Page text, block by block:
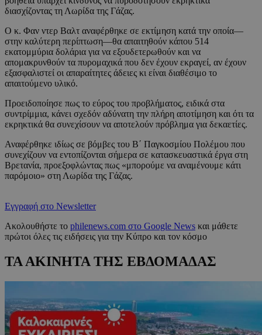
διασχίζοντας τη Λωρίδα της Γάζας.
Ο κ. Φαν ντερ Βαλτ αναφέρθηκε σε εκτίμηση κατά την οποία—
στην καλύτερη περίπτωση—θα απαιτηθούν κάπου 514
εκατομμύρια δολάρια για να εξουδετερωθούν και να
απομακρυνθούν τα πυρομαχικά που δεν έχουν εκραγεί, αν έχουν
εξασφαλιστεί οι απαραίτητες άδειες κι είναι διαθέσιμο το
απαιτούμενο υλικό.
Προειδοποίησε πως το εύρος του προβλήματος, ειδικά στα
συντρίμμια, κάνει σχεδόν αδύνατη την πλήρη αποτίμηση και ότι τα
εκρηκτικά θα συνεχίσουν να αποτελούν πρόβλημα για δεκαετίες.
Αναφέρθηκε ιδίως σε βόμβες του Β΄ Παγκοσμίου Πολέμου που
συνεχίζουν να εντοπίζονται σήμερα σε κατασκευαστικά έργα στη
Βρετανία, προεξοφλώντας πως «μπορούμε να αναμένουμε κάτι
παρόμοιο» στη Λωρίδα της Γάζας.
Εγγραφή στο Newsletter
Ακολουθήστε το philenews.com στο Google News και μάθετε
πρώτοι όλες τις ειδήσεις για την Κύπρο και τον κόσμο
ΤΑ ΑΚΙΝΗΤΑ ΤΗΣ ΕΒΔΟΜΑΔΑΣ